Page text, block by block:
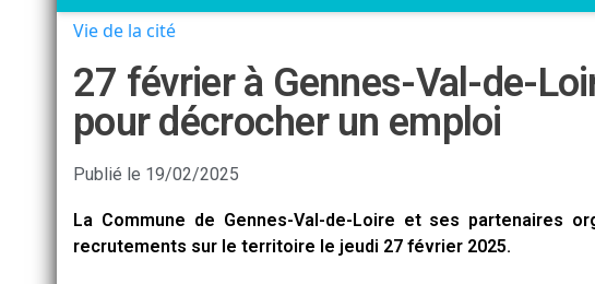
Vie de la cité
27 février à Gennes-Val-de-
pour décrocher un emploi
Publié le 19/02/2025
La Commune de Gennes-Val-de-Loire et ses partenaires
recrutements sur le territoire le jeudi 27 février 2025.